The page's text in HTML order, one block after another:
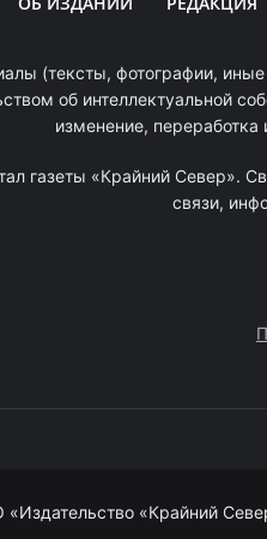
(тексты, фотографии, иные
об интеллектуальной
изменение,
газеты «Крайний Север».
связи,
«Крайний